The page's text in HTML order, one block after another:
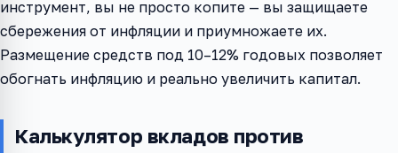
инструмент, вы не просто копите — вы защищаете
сбережения от инфляции и приумножаете их.
Размещение средств под 10–12% годовых позволяет
обогнать инфляцию и реально увеличить капитал.
Калькулятор вкладов против